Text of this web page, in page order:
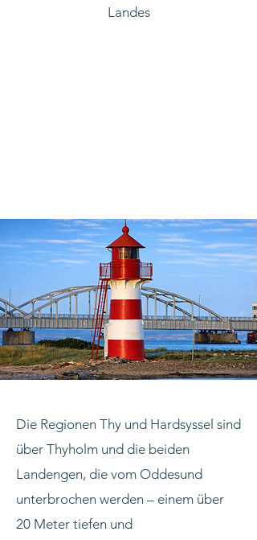
Landes
Die Regionen Thy und Hardsyssel sind
über Thyholm und die beiden
Landengen, die vom Oddesund
unterbrochen werden – einem über
20 Meter tiefen und